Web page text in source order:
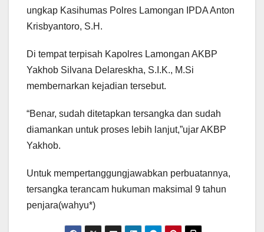
ungkap Kasihumas Polres Lamongan IPDA Anton
Krisbyantoro, S.H.
Di tempat terpisah Kapolres Lamongan AKBP
Yakhob Silvana Delareskha, S.I.K., M.Si
membernarkan kejadian tersebut.
“Benar, sudah ditetapkan tersangka dan sudah
diamankan untuk proses lebih lanjut,”ujar AKBP
Yakhob.
Untuk mempertanggungjawabkan perbuatannya,
tersangka terancam hukuman maksimal 9 tahun
penjara(wahyu*)